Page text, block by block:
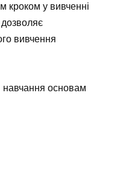
кроком у вивченні
вивчення
навчання основам